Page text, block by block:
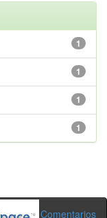
1
1
1
1
Comentarios